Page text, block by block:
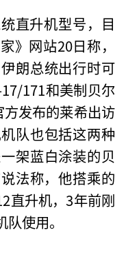
直升机型号，目
》网站20日称，
朗总统出行时可
171和美制贝尔
发布的莱希出访
队也包括这两种
架蓝白涂装的贝
法称，他搭乘的
升机，3年前刚
使用。